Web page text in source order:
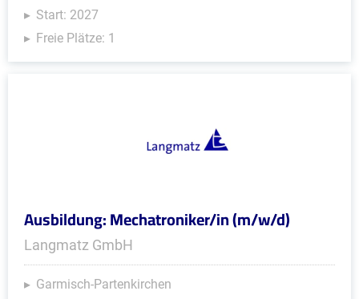
Start: 2027
Freie Plätze: 1
Ausbildung: Mechatroniker/in (m/w/d)
Langmatz GmbH
Garmisch-Partenkirchen